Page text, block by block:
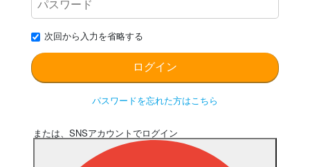
次回から入力を省略する
パスワードを忘れた方はこちら
または、SNSアカウントでログイン